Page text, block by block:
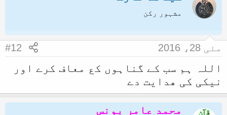
ا
ا
مشہور رکن
مئی 28، 2016 #12
اللہ ہم سب کے گناہوں کع معاف کرے اور
نیکی کی ھدایت دے
محمد عامر یونس